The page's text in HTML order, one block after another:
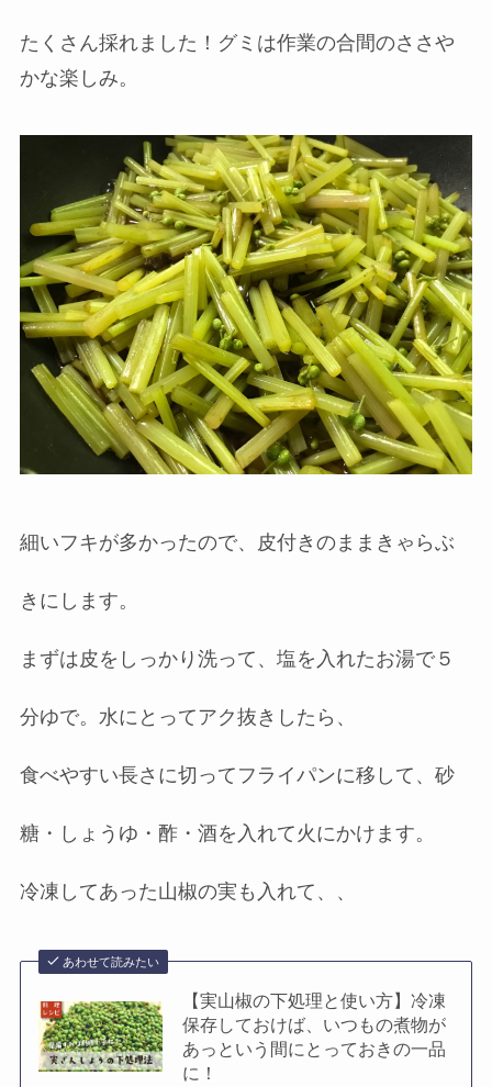
たくさん採れました！グミは作業の合間のささや
かな楽しみ。
細いフキが多かったので、皮付きのままきゃらぶ
きにします。
まずは皮をしっかり洗って、塩を入れたお湯で５
分ゆで。水にとってアク抜きしたら、
食べやすい長さに切ってフライパンに移して、砂
糖・しょうゆ・酢・酒を入れて火にかけます。
冷凍してあった山椒の実も入れて、、
あわせて読みたい
【実山椒の下処理と使い方】冷凍
保存しておけば、いつもの煮物が
あっという間にとっておきの一品
に！